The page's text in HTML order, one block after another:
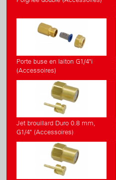
Porte buse en laiton G1/4"i
(Accessoires)
Jet brouillard Duro 0.8 mm,
G1/4" (Accessoires)